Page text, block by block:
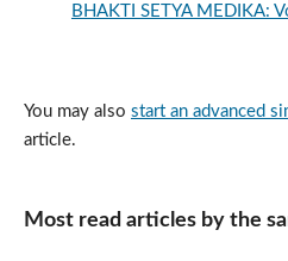
BHAKTI SETYA MEDIKA:
You may also start an advanced
article.
Most read articles by the